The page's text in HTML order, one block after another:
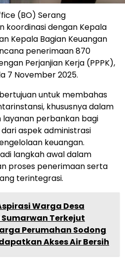
(BO) Serang
koordinasi dengan Kepala
Kepala Bagian Keuangan
penerimaan 870
Perjanjian Kerja (PPPK),
7 November 2025.
untuk membahas
khususnya dalam
perbankan bagi
aspek administrasi
keuangan.
langkah awal dalam
proses penerimaan serta
terintegrasi.
Warga Desa
Sumarwan Terkejut
Perumahan Sodong
Akses Air Bersih